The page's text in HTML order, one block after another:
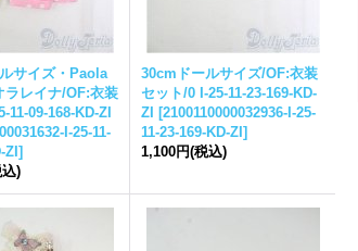
サイズ・Paola
ラレイナ/OF:衣装
11-09-168-KD-ZI
I-25-11-
ZI ]
)
30cmドールサイズ/OF:衣装
セット/0 I-25-11-23-169-KD-
ZI
[2100110000032936-I-25-
11-23-169-KD-ZI ]
1,100円(税込)